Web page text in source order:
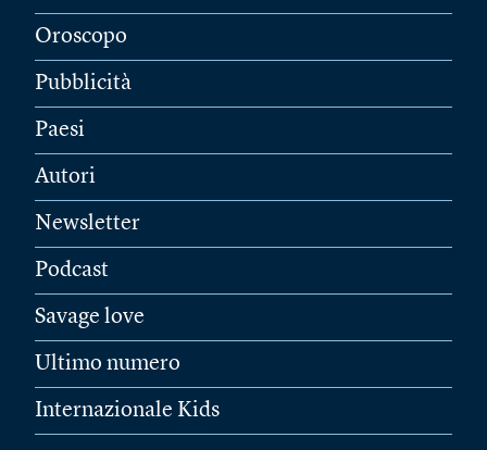
Oroscopo
Pubblicità
Paesi
Autori
Newsletter
Podcast
Savage love
Ultimo numero
Internazionale Kids